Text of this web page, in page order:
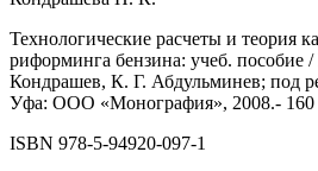
Технологические расчеты и теория
риформинга бензина: учеб.
Кондрашев, К. Г. Абдульминев; под
Уфа: ООО «Монография», 2008.- 160
ISBN 978-5-94920-097-1